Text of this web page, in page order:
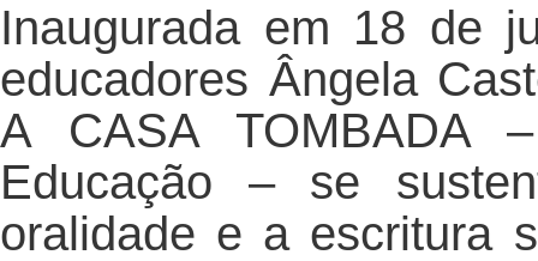
Inaugurada em 18 de
educadores Ângela
A CASA TOMBADA
Educação – se
oralidade e a escritura